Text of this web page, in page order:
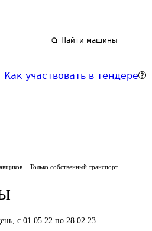
Найти машины
Как участвовать в тендере
Только собственный транспорт
,с 01.05.22 по 28.02.23